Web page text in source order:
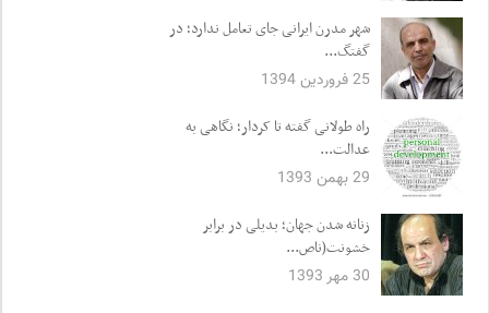
شهر مدرن ایرانی جای تعامل ندارد؛ در
گفتگ...
25 فروردین 1394
راه طولانی گفته تا کردار؛ نگاهی به
عدالت...
29 بهمن 1393
زنانه شدن جهان؛ بدیلی در برابر
خشونت(ناص...
30 مهر 1393